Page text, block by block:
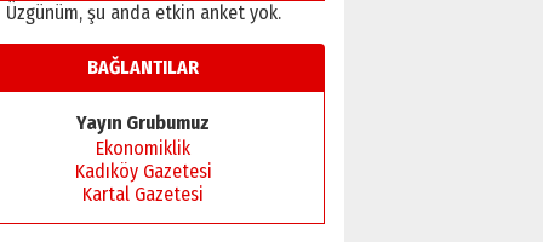
Üzgünüm, şu anda etkin anket yok.
BAĞLANTILAR
Yayın Grubumuz
Ekonomiklik
Kadıköy Gazetesi
Kartal Gazetesi